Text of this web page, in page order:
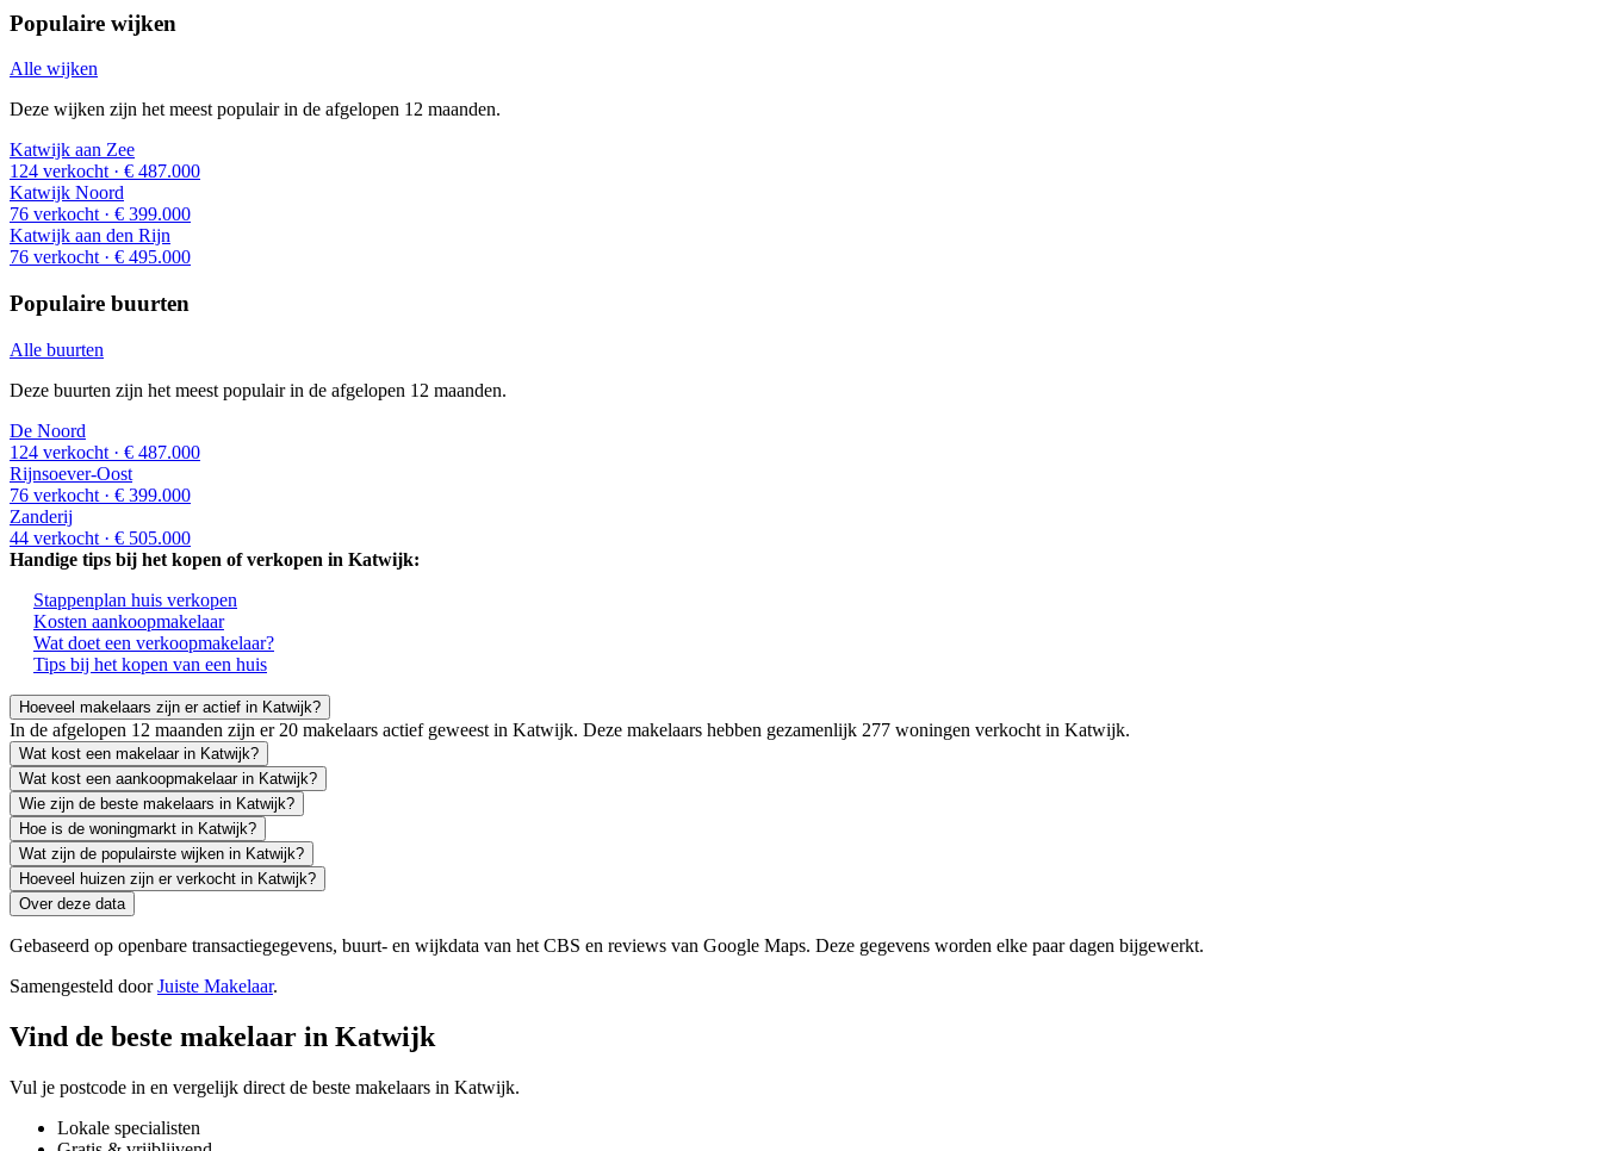
Populaire wijken
Alle wijken
Deze wijken zijn het meest populair in de afgelopen 12 maanden.
Katwijk aan Zee
124 verkocht · € 487.000
Katwijk Noord
76 verkocht · € 399.000
Katwijk aan den Rijn
76 verkocht · € 495.000
Populaire buurten
Alle buurten
Deze buurten zijn het meest populair in de afgelopen 12 maanden.
De Noord
124 verkocht · € 487.000
Rijnsoever-Oost
76 verkocht · € 399.000
Zanderij
44 verkocht · € 505.000
Handige tips bij het kopen of verkopen in Katwijk:
Stappenplan huis verkopen
Kosten aankoopmakelaar
Wat doet een verkoopmakelaar?
Tips bij het kopen van een huis
Hoeveel makelaars zijn er actief in Katwijk?
In de afgelopen 12 maanden zijn er 20 makelaars actief geweest in Katwijk. Deze makelaars hebben gezamenlijk 277 woningen verkocht in Katwijk.
Wat kost een makelaar in Katwijk?
Wat kost een aankoopmakelaar in Katwijk?
Wie zijn de beste makelaars in Katwijk?
Hoe is de woningmarkt in Katwijk?
Wat zijn de populairste wijken in Katwijk?
Hoeveel huizen zijn er verkocht in Katwijk?
Over deze data
Gebaseerd op openbare transactiegegevens, buurt- en wijkdata van het CBS en reviews van Google Maps. Deze gegevens worden elke paar dagen bijgewerkt.
Samengesteld doorJuiste Makelaar.
Vind de beste makelaar in Katwijk
Vul je postcode in en vergelijk direct de beste makelaars in Katwijk.
Lokale specialisten